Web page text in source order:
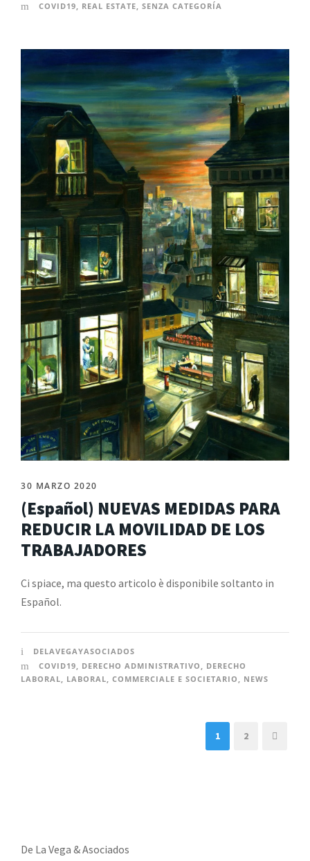
COVID19, REAL ESTATE, SENZA CATEGORÍA
30 MARZO 2020
(Español) NUEVAS MEDIDAS PARA
REDUCIR LA MOVILIDAD DE LOS
TRABAJADORES
Ci spiace, ma questo articolo è disponibile soltanto in
Español.
DELAVEGAYASOCIADOS
COVID19
DERECHO ADMINISTRATIVO
DERECHO
LABORAL
LABORAL COMMERCIALE E SOCIETARIO NEWS
1 2
De La Vega & Asociados